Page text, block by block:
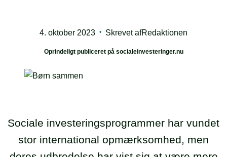
4. oktober 2023 • Skrevet afRedaktionen
Oprindeligt publiceret på socialeinvesteringer.nu
Sociale investeringsprogrammer har vundet
stor international opmærksomhed, men